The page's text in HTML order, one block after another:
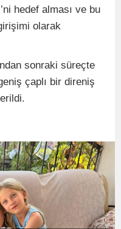
hedef alması ve bu
olarak
sonraki süreçte
çaplı bir direniş